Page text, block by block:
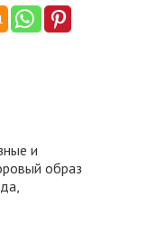
и
образ